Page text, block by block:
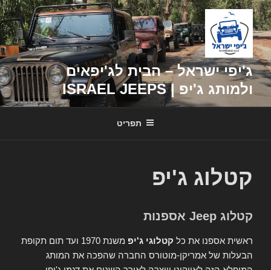
דילוג
לתוכן
ג'יפי ישראל – הבית לג'יפאים
ולמותג ג'יפ | ISRAEL JEEPS
תפריט
קטלוג ג'יפ
קטלוג Jeep אספנות
ראשית אספנו את כל קטלוגי ג'יפ
משנת 1970 ועד תום תקופת
הבעלות של אמריקן-מוטורס החברה שהפכה את המותג